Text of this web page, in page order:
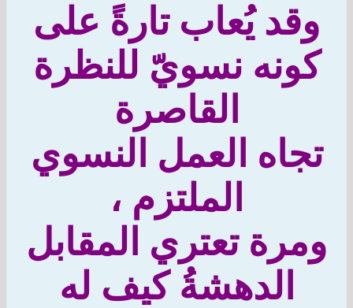
يُعاب تارةً على
نسويّ للنظرة
القاصرة
العمل النسوي
الملتزم ،
تعتري المقابل
الدهشةُ كيف له